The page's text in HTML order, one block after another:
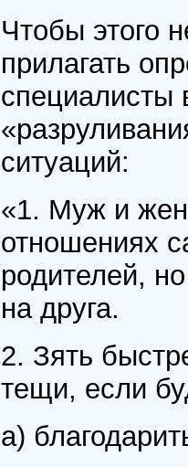
Чтобы этого
прилагать
специалисты
ситуаций:
«1. Муж и
отношениях
родителей,
на друга.
2. Зять
тещи, если
а)